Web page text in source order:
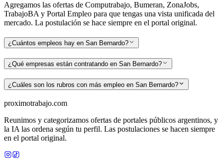
Agregamos las ofertas de Computrabajo, Bumeran, ZonaJobs,
TrabajoBA y Portal Empleo para que tengas una vista unificada del
mercado. La postulación se hace siempre en el portal original.
¿Cuántos empleos hay en San Bernardo?
¿Qué empresas están contratando en San Bernardo?
¿Cuáles son los rubros con más empleo en San Bernardo?
proximotrabajo.com
Reunimos y categorizamos ofertas de portales públicos argentinos, y
la IA las ordena según tu perfil. Las postulaciones se hacen siempre
en el portal original.